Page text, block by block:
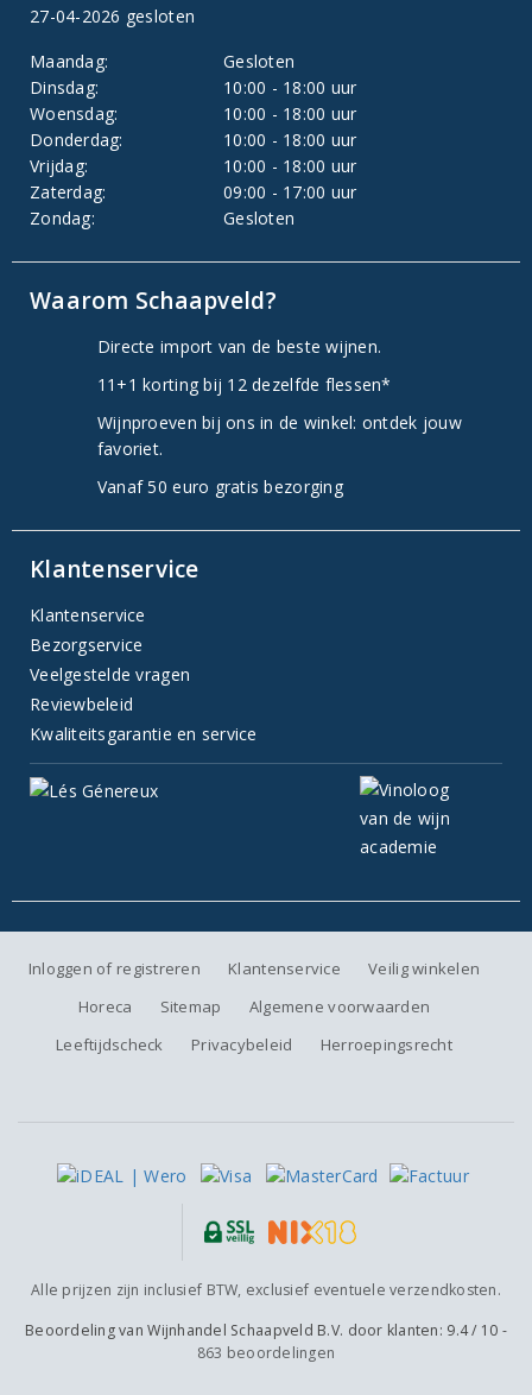
27-04-2026 gesloten
Maandag:
Gesloten
Dinsdag:
10:00 - 18:00 uur
Woensdag:
10:00 - 18:00 uur
Donderdag:
10:00 - 18:00 uur
Vrijdag:
10:00 - 18:00 uur
Zaterdag:
09:00 - 17:00 uur
Zondag:
Gesloten
Waarom Schaapveld?
Directe import van de beste wijnen.
11+1 korting bij 12 dezelfde flessen*
Wijnproeven bij ons in de winkel: ontdek jouw
favoriet.
Vanaf 50 euro gratis bezorging
Klantenservice
Klantenservice
Bezorgservice
Veelgestelde vragen
Reviewbeleid
Kwaliteitsgarantie en service
Inloggen of registreren Klantenservice
Veilig winkelen
Horeca
Sitemap
Algemene voorwaarden
Leeftijdscheck
Privacybeleid Herroepingsrecht
Alle prijzen zijn inclusief BTW, exclusief eventuele verzendkosten.
Beoordeling vanWijnhandel Schaapveld B.V. door klanten: 9.4/ 10 -
863 beoordelingen